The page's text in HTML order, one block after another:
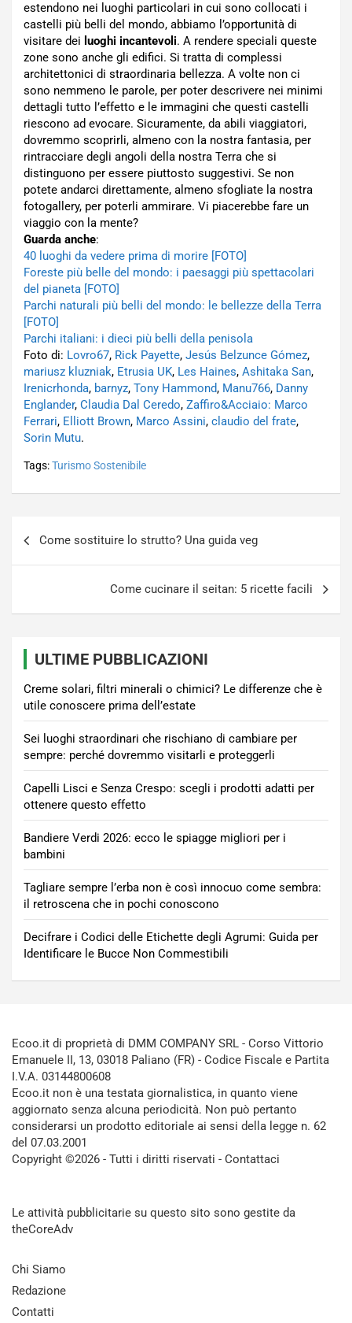
estendono nei luoghi particolari in cui sono collocati i
castelli più belli del mondo, abbiamo l’opportunità di
visitare dei luoghi incantevoli. A rendere speciali queste
zone sono anche gli edifici. Si tratta di complessi
architettonici di straordinaria bellezza. A volte non ci
sono nemmeno le parole, per poter descrivere nei minimi
dettagli tutto l’effetto e le immagini che questi castelli
riescono ad evocare. Sicuramente, da abili viaggiatori,
dovremmo scoprirli, almeno con la nostra fantasia, per
rintracciare degli angoli della nostra Terra che si
distinguono per essere piuttosto suggestivi. Se non
potete andarci direttamente, almeno sfogliate la nostra
fotogallery, per poterli ammirare. Vi piacerebbe fare un
viaggio con la mente?
Guarda anche:
40 luoghi da vedere prima di morire [FOTO]
Foreste più belle del mondo: i paesaggi più spettacolari
del pianeta [FOTO]
Parchi naturali più belli del mondo: le bellezze della Terra
[FOTO]
Parchi italiani: i dieci più belli della penisola
Foto di: Lovro67, Rick Payette, Jesús Belzunce Gómez,
mariusz kluzniak, Etrusia UK, Les Haines, Ashitaka San,
Irenicrhonda, barnyz, Tony Hammond, Manu766, Danny
Englander, Claudia Dal Ceredo, Zaffiro&Acciaio: Marco
Ferrari, Elliott Brown, Marco Assini, claudio del frate,
Sorin Mutu.
Tags:Turismo Sostenibile
Come sostituire lo strutto? Una guida veg
Come cucinare il seitan: 5 ricette facili
ULTIME PUBBLICAZIONI
Creme solari, filtri minerali o chimici? Le differenze che è
utile conoscere prima dell’estate
Sei luoghi straordinari che rischiano di cambiare per
sempre: perché dovremmo visitarli e proteggerli
Capelli Lisci e Senza Crespo: scegli i prodotti adatti per
ottenere questo effetto
Bandiere Verdi 2026: ecco le spiagge migliori per i
bambini
Tagliare sempre l’erba non è così innocuo come sembra:
il retroscena che in pochi conoscono
Decifrare i Codici delle Etichette degli Agrumi: Guida per
Identificare le Bucce Non Commestibili
Ecoo.it di proprietà di DMM COMPANY SRL - Corso Vittorio
Emanuele II, 13, 03018 Paliano (FR) - Codice Fiscale e Partita
I.V.A. 03144800608
Ecoo.it non è una testata giornalistica, in quanto viene
aggiornato senza alcuna periodicità. Non può pertanto
considerarsi un prodotto editoriale ai sensi della legge n. 62
del 07.03.2001
Copyright ©2026 - Tutti i diritti riservati - Contattaci
Le attività pubblicitarie su questo sito sono gestite da
theCoreAdv
Chi Siamo
Redazione
Contatti